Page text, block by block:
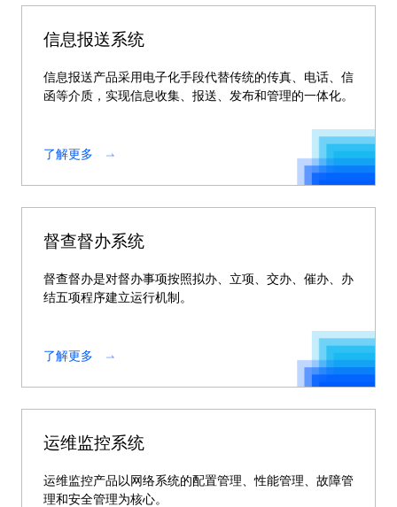
信息报送系统
信息报送产品采用电子化手段代替传统的传真、电话、信
函等介质，实现信息收集、报送、发布和管理的一体化。
了解更多
督查督办系统
督查督办是对督办事项按照拟办、立项、交办、催办、办
结五项程序建立运行机制。
了解更多
运维监控系统
运维监控产品以网络系统的配置管理、性能管理、故障管
理和安全管理为核心。